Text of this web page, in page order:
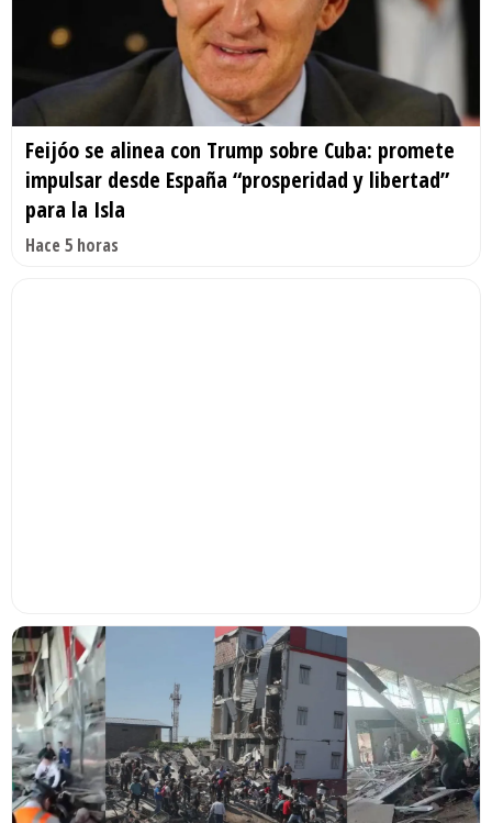
Feijóo se alinea con Trump sobre Cuba: promete
impulsar desde España “prosperidad y libertad”
para la Isla
Hace 5 horas